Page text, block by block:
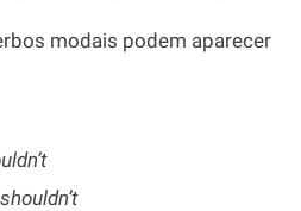
modais podem aparecer